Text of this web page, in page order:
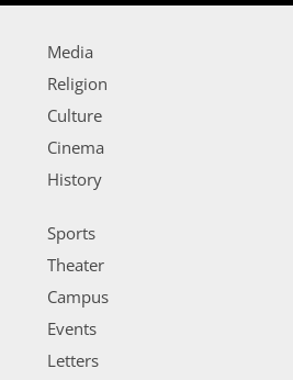
Media
Religion
Culture
Cinema
History
Sports
Theater
Campus
Events
Letters